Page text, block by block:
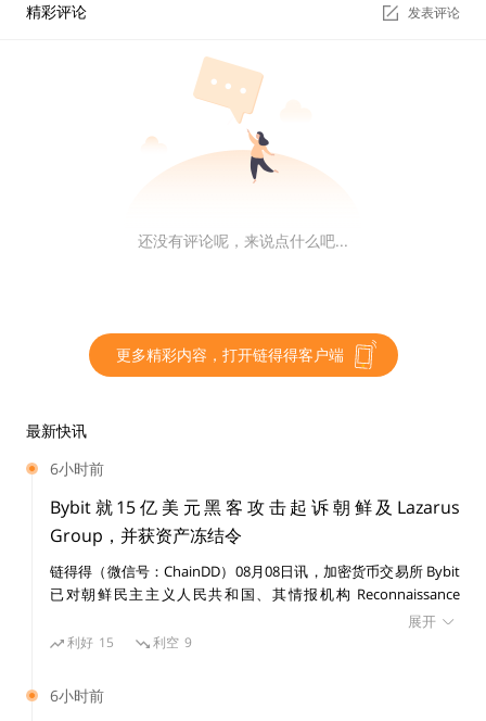
邓超（主持人）：对于安全放心信任平台之后，下一个问
题是谈到交易所是让人们进入到加密货币或 Web3 的门
户。很多人是通过Binance进入到加密货币、进入到 We
b3 领域，但是看看用户的体验，在 Web2 和 Web3 的应
用中还是有体验差距的，到底是什么阻止了用户在某种程
升用户体验上做了什么工作，你是怎么样看待 CeFi 能够
确实是这样，今天 CeFi 在 Web3 的体验并不是那么
证，需要做硬件密钥，还要做 KYC 和地址证明，不同阶
段会有很多的风险控制。在 Web2 里，大部分 Web2 不
hat 时是不需要做 KYC 的，因此 Web3 这种用户体验并
不像使用互联网那么简单。
谈到 DeFi，大部分的 DeFi 是没有 KYC、AML 流程的，
其实它更加容易使用。但今天大部分人倾向使用 CeFi，
了密码，在通过验证后可以简单找回来。在 Web3 世
精彩评论 发表评论
还没有评论呢，来说点什么吧...
更多精彩内容，打开链得得客户端
最新快讯
6小时前
Bybit就15亿美元黑客攻击起诉朝鲜及Lazarus
Group，并获资产冻结令
链得得（微信号：ChainDD）08月08日讯，加密货币交易所 Bybit
已对朝鲜民主主义人民共和国、其情报机构 Reconnaissance
General Bureau（RGB）及受国家制裁的黑客组织 Lazarus Group
提起民事诉讼，涉及一宗价值 15 亿美元的黑客攻击事件。 美国联
识别资产。
展开
利好 15 利空 9
6小时前